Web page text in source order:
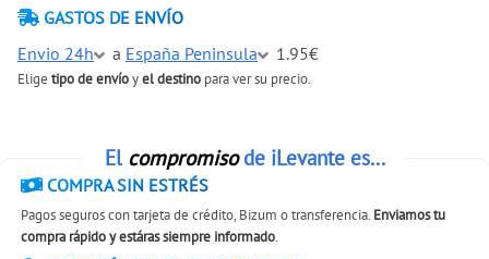
GASTOS DE ENVÍO
Envio 24h
a España Peninsula 1.95€
Elige tipo de envíoyel destino para ver su precio.
El compromisode iLevante es...
COMPRA SIN ESTRÉS
Pagos seguros con tarjeta de crédito, Bizum o transferencia. Enviamos tu
compra rápido y estáras siempre informado.